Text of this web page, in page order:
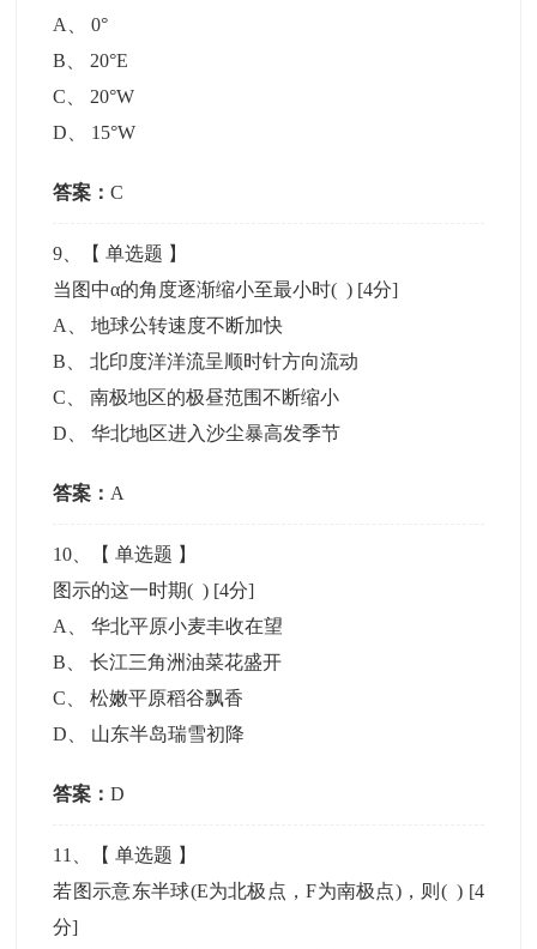
A 、0°
B
20°E
C
20°W
D
15°W
答案：C
9 、【单选题 】
当图中α的角度逐渐缩小至最小时( ) [4分]
A
、地球公转速度不断加快
B 、北印度洋洋流呈顺时针方向流动
C 、南极地区的极昼范围不断缩小
D 、华北地区进入沙尘暴高发季节
答案： A
10 、【单选题 】
图示的这一时期( ) [4分]
A
、华北平原小麦丰收在望
B 、长江三角洲油菜花盛开
C 、松嫩平原稻谷飘香
D
山东半岛瑞雪初降
答案：D
11 、【单选题 】
若图示意东半球(E为北极点，F为南极点)，则( ) [4
分]